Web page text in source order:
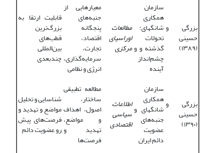
بزرگی و
حسینی
(۱۳۸۹)
سازمان
همکاری
شانگهای:
تحولات
گذشته و و
چشم‌انداز
آینده
مطالعات
اوراسیای
مرکزی
معیارهایی از
جنبه‌های
پنجگانه
اقتصاد،
تجارت،
سرمایه‌گذاری،
انرژی و نظامی
قابلیت ارتقا به
بزرگ‌ترین
قطب‌های
بین‌المللی
چندبعدی
بزرگی و
حسینی
(۱۳۹۰)
سازمان
همکاری
شانگهای و
جنبه‌های
عضویت
دائم ایران
اطلاعات
سیاسی
اقتصادی
مطالعه تطبیقی
ساختار،
اصول، اهداف
و مواضع،
تهدید و
فرصت‌ها
شناسایی و تحلیل
مواضع و تهدید و
فرصت‌های پیش
‌رو عضویت دائم